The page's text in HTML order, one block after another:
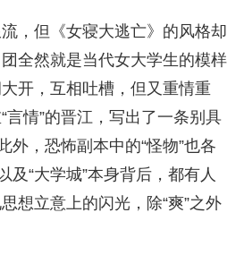
，但《女寝大逃亡》的风格却
全然就是当代女大学生的模样
开，互相吐槽，但又重情重
言情”的晋江，写出了一条别具
外，恐怖副本中的“怪物”也各
及“大学城”本身背后，都有人
想立意上的闪光，除“爽”之外